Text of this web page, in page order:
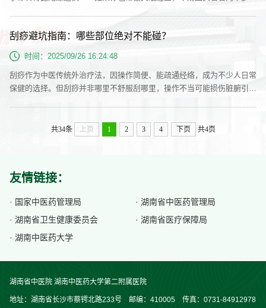
体的“储血库”，白天忙着给脏腑供血、帮我们扛工作，晚上只有等我们躺
下了，才能好好“回血”、修复损伤。可要是熬夜不睡，肝就只能连轴
转，...
刮痧避坑指南：哪些部位绝对不能碰？
时间：2025/09/26 16:24:48
刮痧作为中医传统外治疗法，因操作简便、能疏通经络，成为不少人日常
保健的选择。但刮痧并非哪里不舒服刮哪里，操作不当可能损伤脏腑引发
血管，并非各处均适宜刮痧。眼周区域严禁刮拭，此处厚度不足1毫米且
共34条 上页 1 2 3 4 下页 共4页
友情链接：
· 国家中医药管理局
· 湖南省中医药管理局
· 湖南省卫生健康委员会
· 湖南省医疗保障局
· 湖南中医药大学
湖南省中医院 湖南中医药大学第二附属医院
地址：湖南省长沙市蔡锷北路233号 邮编：410005 传真：0731-84912978